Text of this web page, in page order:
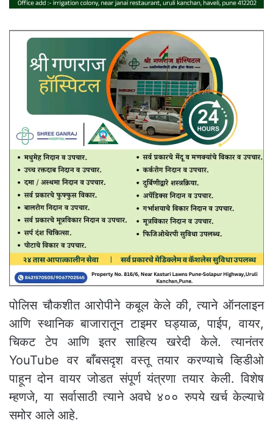
पोलिस चौकशीत आरोपीने कबूल केले की, त्याने ऑनलाइन
आणि स्थानिक बाजारातून टाइमर घड्याळ, पाईप, वायर,
चिकट टेप आणि इतर साहित्य खरेदी केले. त्यानंतर
YouTube वर बाँबसदृश वस्तू तयार करण्याचे व्हिडीओ
पाहून दोन वायर जोडत संपूर्ण यंत्रणा तयार केली. विशेष
म्हणजे, या सर्वासाठी त्याने अवघे ४०० रुपये खर्च केल्याचे
समोर आले आहे.